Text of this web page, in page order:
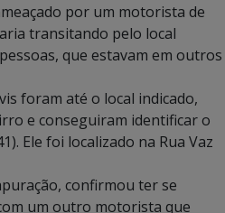
por um motorista de
transitando pelo local
que estavam em outros
foram até o local indicado,
e conseguiram identificar o
Ele foi localizado na Rua Vaz
confirmou ter se
um outro motorista que